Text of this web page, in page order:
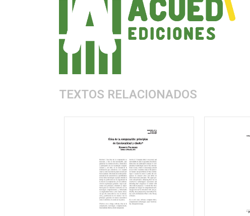
TEXTOS RELACIONADOS